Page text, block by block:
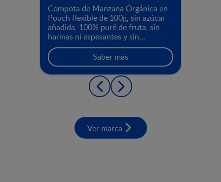
Compota de Manzana Orgánica en
Pouch flexible de 100g, sin azúcar
añadida, 100% puré de fruta, sin
harinas ni espesantes y sin
colorantes ni preservantes.
Saber más
Ver marca